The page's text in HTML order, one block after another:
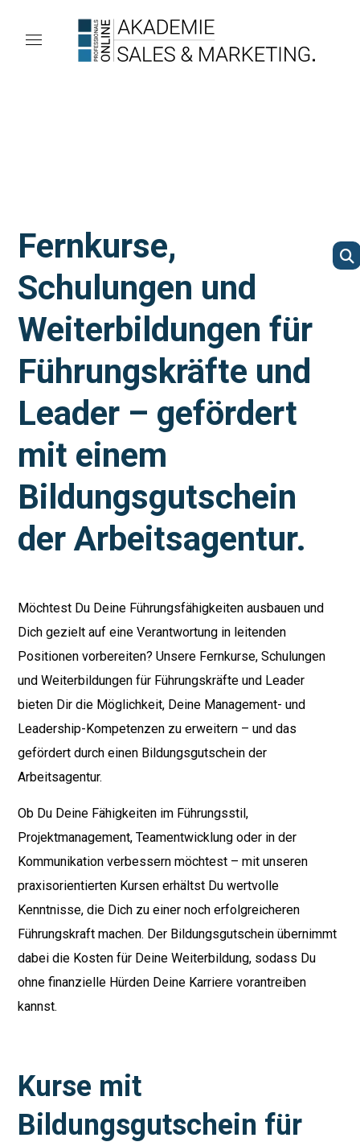
Fernkurse,
Schulungen und
Weiterbildungen für
Führungskräfte und
Leader – gefördert
mit einem
Bildungsgutschein
der Arbeitsagentur.
Möchtest Du Deine Führungsfähigkeiten ausbauen und
Dich gezielt auf eine Verantwortung in leitenden
Positionen vorbereiten? Unsere Fernkurse, Schulungen
und Weiterbildungen für Führungskräfte und Leader
bieten Dir die Möglichkeit, Deine Management- und
Leadership-Kompetenzen zu erweitern – und das
gefördert durch einen Bildungsgutschein der
Arbeitsagentur.
Ob Du Deine Fähigkeiten im Führungsstil,
Projektmanagement, Teamentwicklung oder in der
Kommunikation verbessern möchtest – mit unseren
praxisorientierten Kursen erhältst Du wertvolle
Kenntnisse, die Dich zu einer noch erfolgreicheren
Führungskraft machen. Der Bildungsgutschein übernimmt
dabei die Kosten für Deine Weiterbildung, sodass Du
ohne finanzielle Hürden Deine Karriere vorantreiben
kannst.
Kurse mit
Bildungsgutschein für